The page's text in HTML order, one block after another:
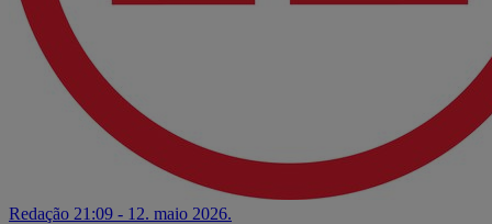
Redação 21:09 - 12. maio 2026.